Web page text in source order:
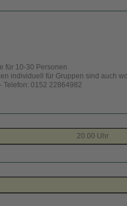
für 10-30 Personen
individuell für Gruppen sind auch
Telefon: 0152 22864982
20.00 Uhr